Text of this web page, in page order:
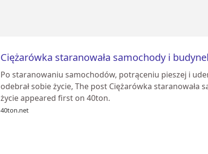
Ciężarówka staranowała samochody i
Po staranowaniu samochodów, potrąceniu pieszej i
odebrał sobie życie, The post Ciężarówka
życie appeared first on 40ton.
40ton.net